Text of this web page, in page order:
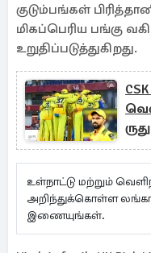
குடும்பங்கள்
மிகப்பெரிய பங்கு
உறுதிப்படுத்துகிறது.
உள்நாட்டு மற்றும்
அறிந்துக்கொள்ள
இணையுங்கள்.